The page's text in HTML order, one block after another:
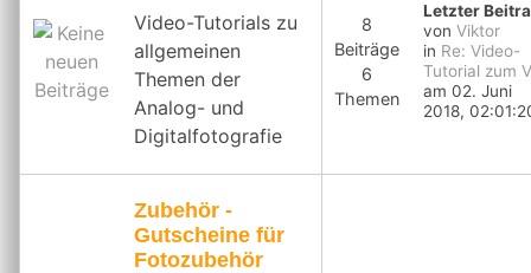
Video-Tutorials zu
allgemeinen
Themen der
Analog- und
Digitalfotografie
8
Beiträge
6
Themen
Letzter
von Viktor
in Re: Video-
Tutorial zum
am 02. Juni
2018,
Zubehör -
Gutscheine für
Fotozubehör